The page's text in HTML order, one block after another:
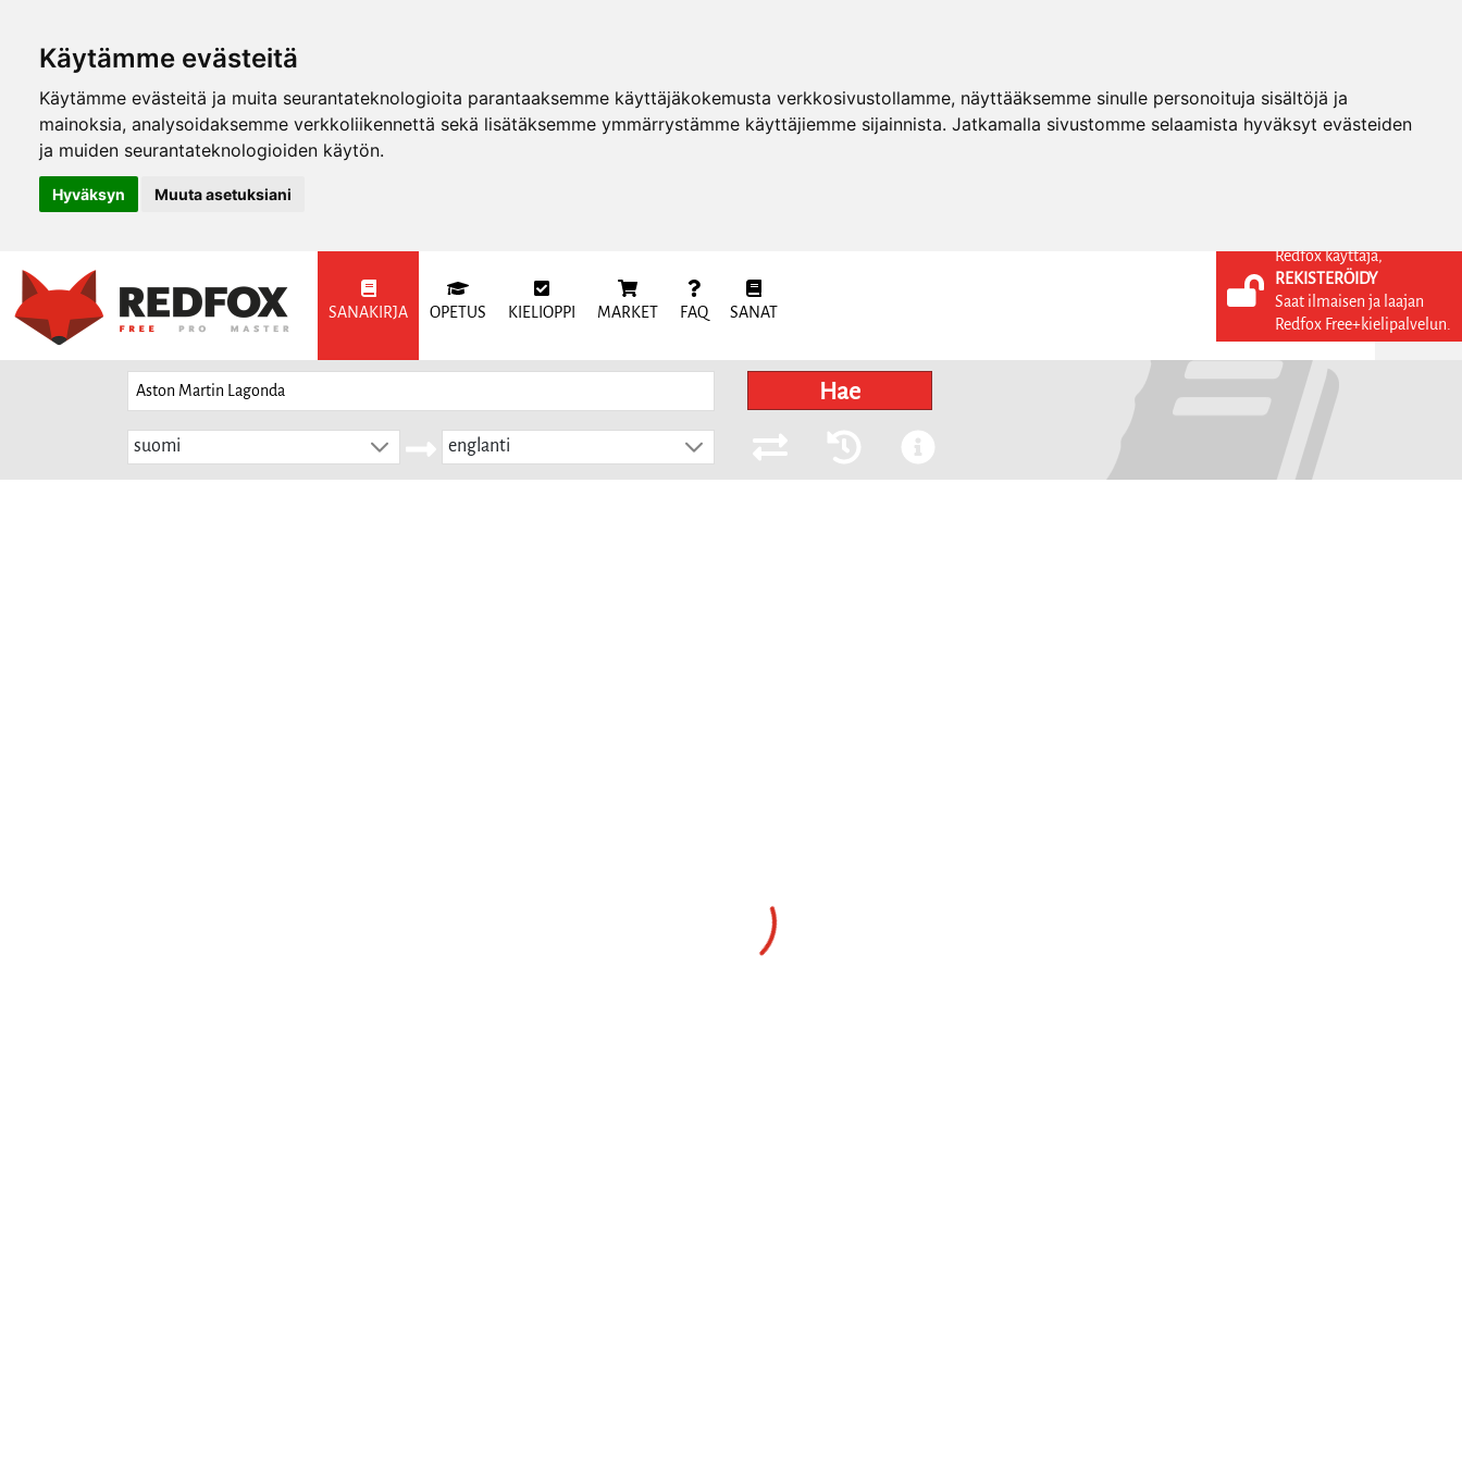
Käytämme evästeitä
Käytämme evästeitä ja muita seurantateknologioita parantaaksemme käyttäjäkokemusta verkkosivustollamme, näyttääksemme sinulle personoituja sisältöjä ja
mainoksia, analysoidaksemme verkkoliikennettä sekä lisätäksemme ymmärrystämme käyttäjiemme sijainnista. Jatkamalla sivustomme selaamista hyväksyt evästeiden
ja muiden seurantateknologioiden käytön.
Hyväksyn Muuta asetuksiani
SANAKIRJA OPETUS KIELIOPPI MARKET FAQ SANAT
KIRJAUDU SISÄÄN
REKISTERÖIDY
Hae
suomi englanti
Redfox käyttäjä,
REKISTERÖIDY
Saat ilmaisen ja laajan
Redfox Free+kielipalvelun.